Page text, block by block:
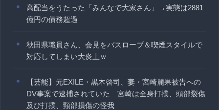
高配当をうたった「みんなで大家さん」→実態は2881
億円の債務超過
秋田県職員さん、会見をバスローブ＆喫煙スタイルで
対応してしまい大炎上ｗ
【芸能】元EXILE・黒木啓司、妻・宮崎麗果被告への
DV事案で逮捕されていた 宮崎は全身打撲、頭部裂傷
及び打撲、頸部損傷の怪我